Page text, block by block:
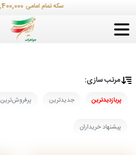
184,400,000
مرتب‌ سازی:
پربازدیدترین جدیدترین پرفروش‌ترین
پیشنهاد خریداران